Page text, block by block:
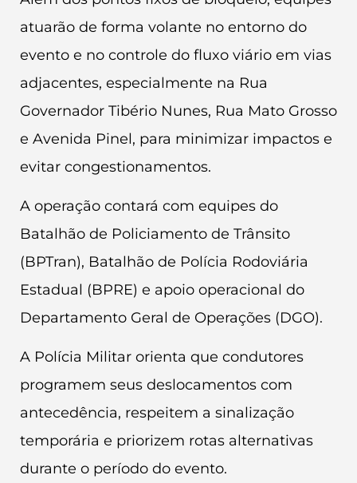
atuarão de forma volante no entorno do
evento e no controle do fluxo viário em vias
adjacentes, especialmente na Rua
Governador Tibério Nunes, Rua Mato Grosso
e Avenida Pinel, para minimizar impactos e
evitar congestionamentos.
A operação contará com equipes do
Batalhão de Policiamento de Trânsito
(BPTran), Batalhão de Polícia Rodoviária
Estadual (BPRE) e apoio operacional do
Departamento Geral de Operações (DGO).
A Polícia Militar orienta que condutores
programem seus deslocamentos com
antecedência, respeitem a sinalização
temporária e priorizem rotas alternativas
durante o período do evento.